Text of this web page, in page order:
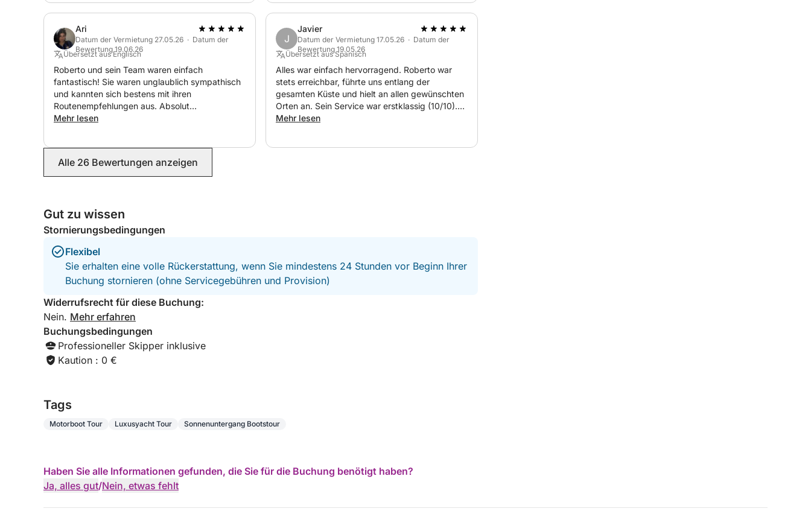
Grotten und malerischen Orte. Wir können die
Tour nur empfehlen; es war ein unvergesslicher
Ausflug.
Ari
Datum der Vermietung 27.05.26 · Datum der
Bewertung 19.06.26
Übersetzt aus Englisch
Roberto und sein Team waren einfach
fantastisch! Sie waren unglaublich sympathisch
und kannten sich bestens mit ihren
Routenempfehlungen aus. Absolut
empfehlenswert für euer Abenteuer an der
Mehr lesen
J
Javier
Datum der Vermietung 17.05.26 · Datum der
Bewertung 19.05.26
Übersetzt aus Spanisch
Alles war einfach hervorragend. Roberto war
stets erreichbar, führte uns entlang der
gesamten Küste und hielt an allen gewünschten
Orten an. Sein Service war erstklassig (10/10).
Das Boot ist super komfortabel und neu. Absolut
Mehr lesen
Alle 26 Bewertungen anzeigen
Gut zu wissen
Stornierungsbedingungen
Flexibel
Sie erhalten eine volle Rückerstattung, wenn Sie mindestens 24 Stunden vor Beginn Ihrer
Buchung stornieren (ohne Servicegebühren und Provision)
Widerrufsrecht für diese Buchung:
Nein. Mehr erfahren
Buchungsbedingungen
Professioneller Skipper inklusive
Kaution : 0 €
Tags
Motorboot Tour Luxusyacht Tour Sonnenuntergang Bootstour
Haben Sie alle Informationen gefunden, die Sie für die Buchung benötigt haben?
Ja, alles gut/Nein, etwas fehlt